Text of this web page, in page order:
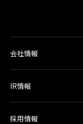
会社情報
IR情報
採用情報